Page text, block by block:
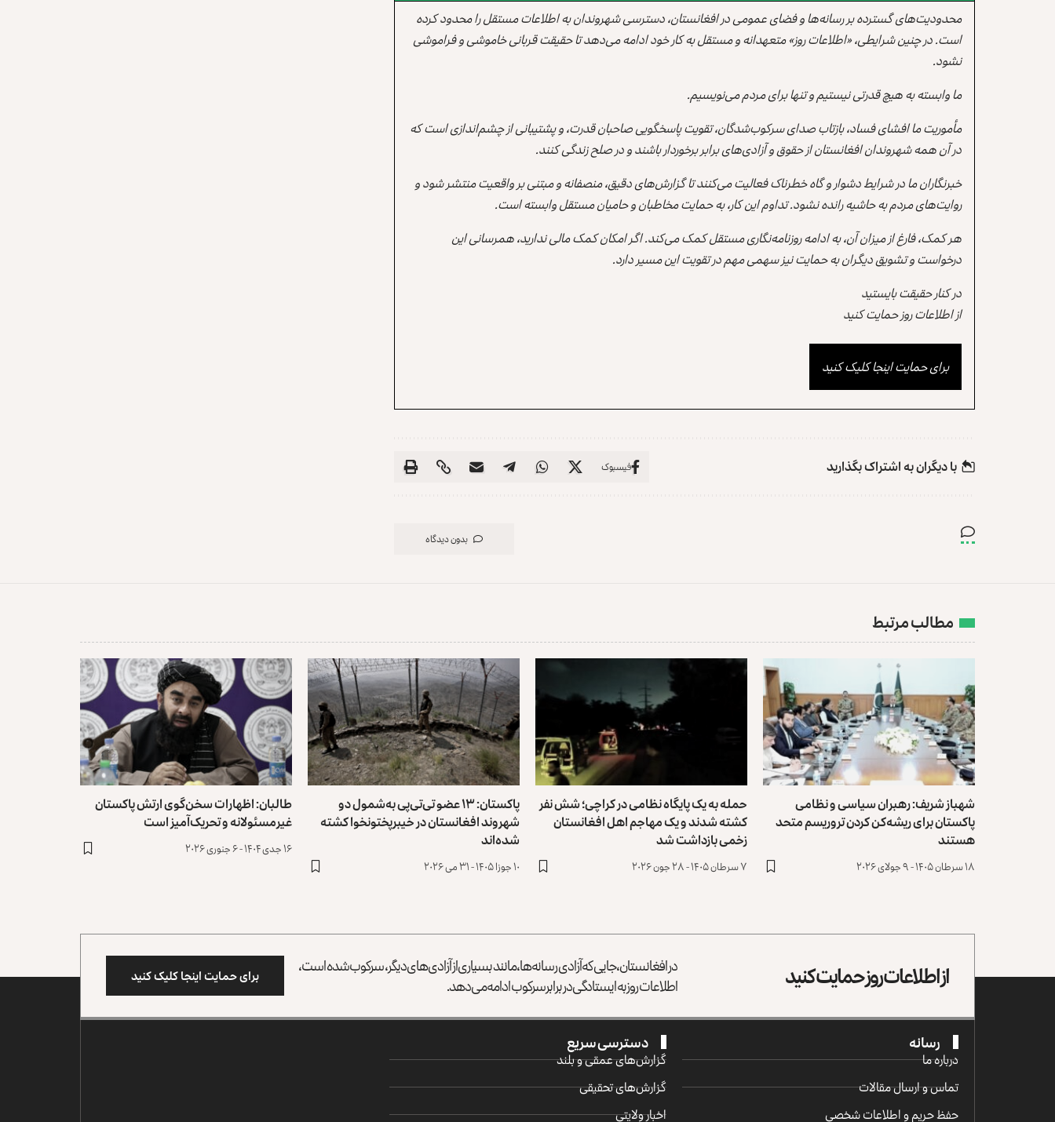
محدودیت‌های گسترده بر رسانه‌ها و فضای عمومی در افغانستان، دسترسی شهروندان به اطلاعات مستقل را محدود کرده
است. در چنین شرایطی، «اطلاعات روز» متعهدانه و مستقل به کار خود ادامه می‌دهد تا حقیقت قربانی خاموشی و فراموشی
نشود.
ما وابسته به هیچ قدرتی نیستیم و تنها برای مردم می‌نویسیم.
مأموریت ما افشای فساد، بازتاب صدای سرکوب‌شدگان، تقویت پاسخگویی صاحبان قدرت، و پشتیبانی از چشم‌اندازی است که
در آن همه شهروندان افغانستان از حقوق و آزادی‌های برابر برخوردار باشند و در صلح زندگی کنند.
خبرنگاران ما در شرایط دشوار و گاه خطرناک فعالیت می‌کنند تا گزارش‌های دقیق، منصفانه و مبتنی بر واقعیت منتشر شود و
روایت‌های مردم به حاشیه رانده نشود. تداوم این کار، به حمایت مخاطبان و حامیان مستقل وابسته است.
هر کمک، فارغ از میزان آن، به ادامه روزنامه‌نگاری مستقل کمک می‌کند. اگر امکان کمک مالی ندارید، همرسانی این
درخواست و تشویق دیگران به حمایت نیز سهمی مهم در تقویت این مسیر دارد.
در کنار حقیقت بایستید
از اطلاعات روز حمایت کنید
برای حمایت اینجا کلیک کنید
با دیگران به‌‌ اشتراک بگذارید فیسبوک
بدون دیدگاه
مطالب مرتبط
شهباز شریف: رهبران سیاسی و نظامی
پاکستان برای ریشه‌کن‌ کردن تروریسم متحد
هستند
۱۸ سرطان ۱۴۰۵ - ۹ جولای ۲۰۲۶
حمله‌ به یک پایگاه نظامی در کراچی؛ شش نفر
کشته شدند و یک مهاجم اهل افغانستان
زخمی بازداشت شد
۷ سرطان ۱۴۰۵ - ۲۸ جون ۲۰۲۶
پاکستان: ۱۳ عضو تی‌تی‌پی به‌شمول دو
شهروند افغانستان در خیبرپختونخوا کشته
شده‌اند
۱۰ جوزا ۱۴۰۵ - ۳۱ می ۲۰۲۶
طالبان: اظهارات سخن‌گوی ارتش پاکستان
غیرمسئولانه و تحریک‌‌آمیز است
۱۶ جدی ۱۴۰۴ - ۶ جنوری ۲۰۲۶
از اطلاعات روز حمایت کنید در افغانستان، جایی که آزادی رسانه‌ها، مانند بسیاری از آزادی‌های دیگر، سرکوب شده است،
اطلاعات روز به ایستادگی در برابر سرکوب ادامه می‌دهد. برای حمایت اینجا کلیک کنید
رسانه
درباره ما
تماس و ارسال مقالات
حفظ حریم و اطلاعات شخصی
دسترسی سریع
گزارش‌‌های عمقی و بلند
گزارش‌های تحقیقی
اخبار ولایتی